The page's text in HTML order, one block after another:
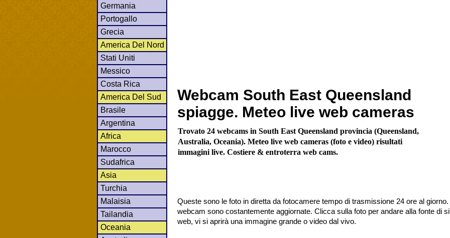
Germania
Portogallo
Grecia
America Del Nord
Stati Uniti
Messico
Costa Rica
America Del Sud
Brasile
Argentina
Africa
Marocco
Sudafrica
Asia
Turchia
Malaisia
Tailandia
Oceania
Webcam South East Queensland
spiagge. Meteo live web cameras
Trovato 24 webcams in South East Queensland provincia (Queensland,
Australia, Oceania). Meteo live web cameras (foto e video) risultati
immagini live. Costiere & entroterra web cams.
Queste sono le foto in diretta da fotocamere tempo di trasmissione 24 ore al giorno.
webcam sono costantemente aggiornate. Clicca sulla foto per andare alla fonte di
web, vi si aprirà una immagine grande o video dal vivo.